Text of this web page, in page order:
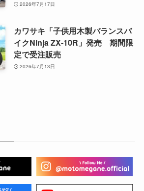
2026年7月17日
カワサキ「子供用木製バランスバ
イクNinja ZX-10R」発売 期間限
定で受注販売
2026年7月13日